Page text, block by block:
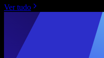
Ver tudo